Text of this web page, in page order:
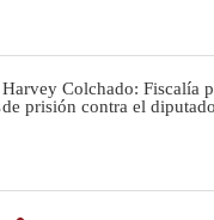
Harvey Colchado: Fiscalía
de prisión contra el diputado